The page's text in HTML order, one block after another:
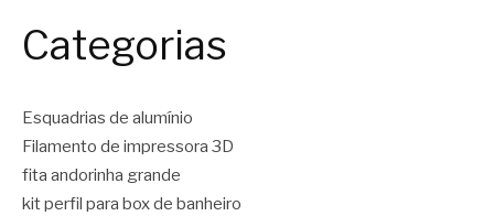
Categorias
Esquadrias de alumínio
Filamento de impressora 3D
fita andorinha grande
kit perfil para box de banheiro